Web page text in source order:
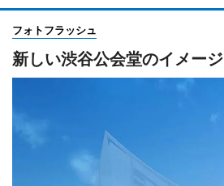
フォトフラッシュ
新しい渋谷公会堂のイメージ